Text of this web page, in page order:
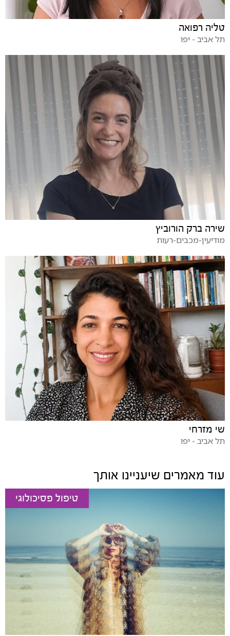
טליה רפואה
תל אביב - יפו
שירה ברק הורוביץ
מודיעין-מכבים-רעות
שי מזרחי
תל אביב - יפו
עוד מאמרים שיעניינו אותך
טיפול פסיכולוגי